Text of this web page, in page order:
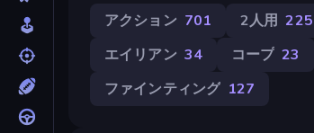
アクション 701 2人用 225
エイリアン 34 コープ 23
ファインティング 127